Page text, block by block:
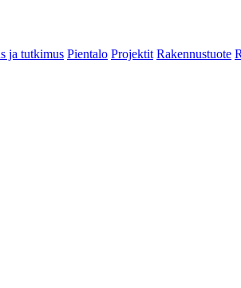
ja tutkimus Pientalo Projektit Rakennustuote